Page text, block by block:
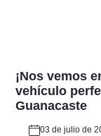
¡Nos vemos
vehículo
Guanacaste
03 de julio de